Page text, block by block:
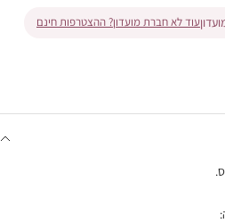
עוד לא חברת מועדון? ההצטרפות חינם